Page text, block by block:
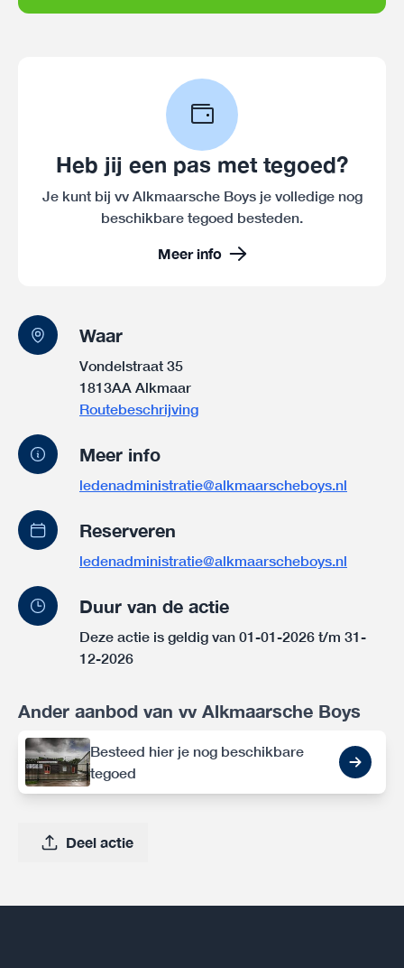
Heb jij een pas met tegoed?
Je kunt bij vv Alkmaarsche Boys je volledige nog
beschikbare tegoed besteden.
Meer info
Waar
Vondelstraat 35
1813AA Alkmaar
Routebeschrijving
Meer info
ledenadministratie@alkmaarscheboys.nl
Reserveren
ledenadministratie@alkmaarscheboys.nl
Duur van de actie
Deze actie is geldig van 01-01-2026 t/m 31-
12-2026
Ander aanbod van vv Alkmaarsche Boys
Besteed hier je nog beschikbare
tegoed
Deel actie